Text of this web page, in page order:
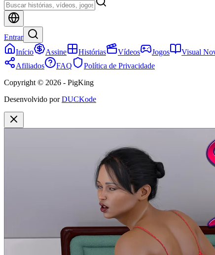
Entrar
Início
Assine Histórias Vídeos Jogos Visual
Afiliados
FAQ
Política de Privacidade
Copyright © 2026 - PigKing
Desenvolvido por DUCKode